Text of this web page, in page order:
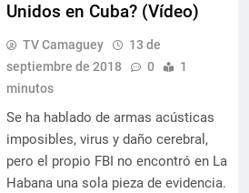
Unidos en Cuba? (Vídeo)
TV Camaguey
13 de
septiembre de 2018
0
1
minutos
Se ha hablado de armas acústicas
imposibles, virus y daño cerebral,
pero el propio FBI no encontró en La
Habana una sola pieza de evidencia.